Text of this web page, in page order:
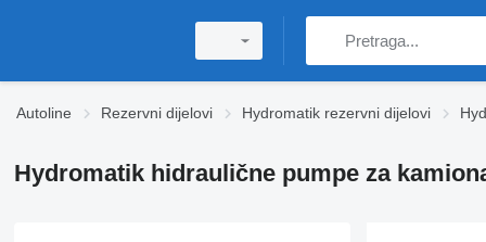
Autoline Rezervni dijelovi Hydromatik rezervni dijelovi
Hydromatik hidraulične pumpe za